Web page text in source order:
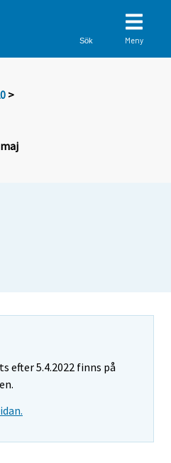
Sök Meny
>
efter 5.4.2022 finns på